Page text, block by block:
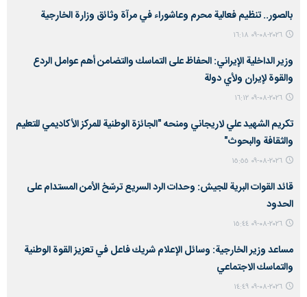
بالصور.. تنظيم فعالية محرم وعاشوراء في مرآة وثائق وزارة الخارجية
٢٠٢٦-٠٨-٠٩ ١٦:١٨
وزير الداخلية الإيراني: الحفاظ على التماسك والتضامن أهم عوامل الردع
والقوة لإيران ولأي دولة
٢٠٢٦-٠٨-٠٩ ١٦:١٢
تكريم الشهيد علي لاريجاني ومنحه "الجائزة الوطنية للمركز الأكاديمي للتعليم
والثقافة والبحوث"
٢٠٢٦-٠٨-٠٩ ١٥:٥٥
قائد القوات البرية للجيش: وحدات الرد السريع ترسّخ الأمن المستدام على
الحدود
٢٠٢٦-٠٨-٠٩ ١٥:٤٤
مساعد وزير الخارجية: وسائل الإعلام شريك فاعل في تعزيز القوة الوطنية
والتماسك الاجتماعي
٢٠٢٦-٠٨-٠٩ ١٤:٤٩